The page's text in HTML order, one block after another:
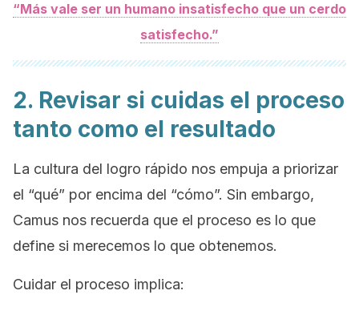
“Más vale ser un humano insatisfecho que un cerdo
satisfecho.”
2. Revisar si cuidas el proceso
tanto como el resultado
La cultura del logro rápido nos empuja a priorizar
el “qué” por encima del “cómo”. Sin embargo,
Camus nos recuerda que el proceso es lo que
define si merecemos lo que obtenemos.
Cuidar el proceso implica: